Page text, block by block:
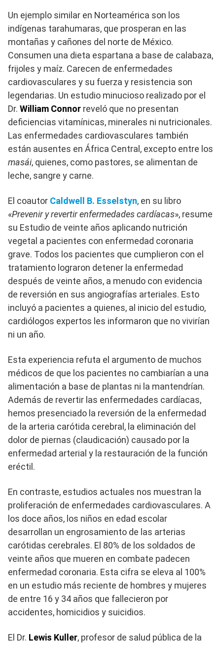
Un ejemplo similar en Norteamérica son los
indígenas tarahumaras, que prosperan en las
montañas y cañones del norte de México.
Consumen una dieta espartana a base de calabaza,
frijoles y maíz. Carecen de enfermedades
cardiovasculares y su fuerza y ​​resistencia son
legendarias. Un estudio minucioso realizado por el
Dr. William Connor reveló que no presentan
deficiencias vitamínicas, minerales ni nutricionales.
Las enfermedades cardiovasculares también
están ausentes en África Central, excepto entre los
masái, quienes, como pastores, se alimentan de
leche, sangre y carne.
El coautor Caldwell B. Esselstyn, en su libro
«Prevenir y revertir enfermedades cardíacas», resume
su Estudio de veinte años aplicando nutrición
vegetal a pacientes con enfermedad coronaria
grave. Todos los pacientes que cumplieron con el
tratamiento lograron detener la enfermedad
después de veinte años, a menudo con evidencia
de reversión en sus angiografías arteriales. Esto
incluyó a pacientes a quienes, al inicio del estudio,
cardiólogos expertos les informaron que no vivirían
ni un año.
Esta experiencia refuta el argumento de muchos
médicos de que los pacientes no cambiarían a una
alimentación a base de plantas ni la mantendrían.
Además de revertir las enfermedades cardíacas,
hemos presenciado la reversión de la enfermedad
de la arteria carótida cerebral, la eliminación del
dolor de piernas (claudicación) causado por la
enfermedad arterial y la restauración de la función
eréctil.
En contraste, estudios actuales nos muestran la
proliferación de enfermedades cardiovasculares. A
los doce años, los niños en edad escolar
desarrollan un engrosamiento de las arterias
carótidas cerebrales. El 80% de los soldados de
veinte años que mueren en combate padecen
enfermedad coronaria. Esta cifra se eleva al 100%
en un estudio más reciente de hombres y mujeres
de entre 16 y 34 años que fallecieron por
accidentes, homicidios y suicidios.
El Dr. Lewis Kuller, profesor de salud pública de la